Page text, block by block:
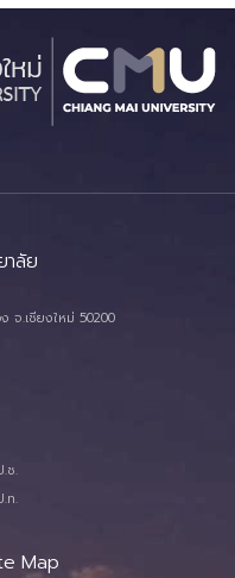
าลัย
จ.เชียงใหม่ 50200
.ช.
.ท.
Map